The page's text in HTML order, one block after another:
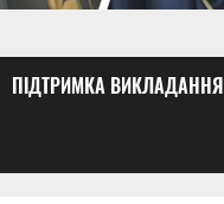
ПІДТРИМКА ВИКЛАДАННЯ